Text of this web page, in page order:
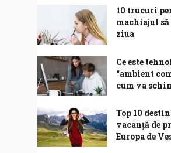
10 trucuri
machiajul
ziua
Ce este
“ambient
cum va
Top 10
vacanță de
Europa de